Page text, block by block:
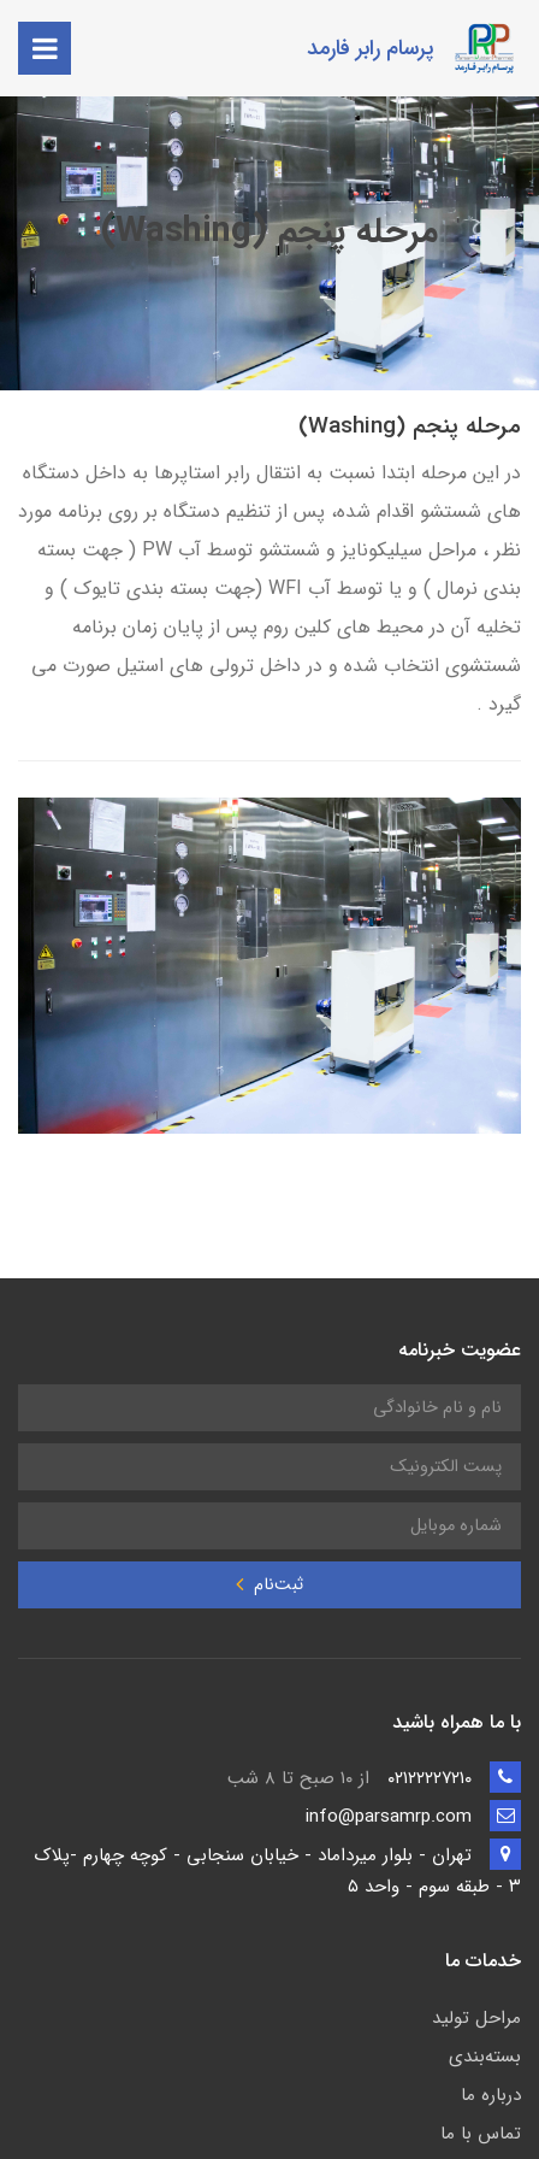
پرسام رابر فارمد
مرحله پنجم (Washing)
مرحله پنجم (Washing)
در این مرحله ابتدا نسبت به انتقال رابر استاپرها به داخل دستگاه
های شستشو اقدام شده، پس از تنظیم دستگاه بر روی برنامه مورد
نظر ، مراحل سیلیکونایز و شستشو توسط آب PW ( جهت بسته
بندی نرمال ) و یا توسط آب WFI (جهت بسته بندی تایوک ) و
تخلیه آن در محیط های کلین روم پس از پایان زمان برنامه
شستشوی انتخاب شده و در داخل ترولی های استیل صورت می
گیرد .
عضویت خبرنامه
ثبت‌نام
با ما همراه باشید
از ۱۰ صبح تا ۸ شب
تهران - بلوار میرداماد - خیابان سنجابی - کوچه چهارم -پلاک
۳ - طبقه سوم - واحد ۵
خدمات ما
مراحل تولید
بسته‌بندی
درباره ما
تماس با ما